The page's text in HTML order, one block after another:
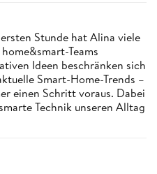
Stunde hat Alina viele
Teams
Ideen beschränken sich
Smart-Home-Trends –
einen Schritt voraus. Dabei
Technik unseren Alltag